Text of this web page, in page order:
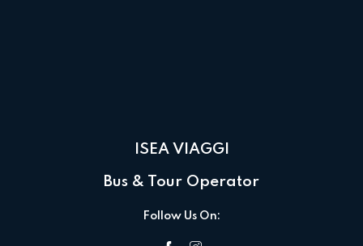
ISEA VIAGGI
Bus & Tour Operator
Follow Us On: